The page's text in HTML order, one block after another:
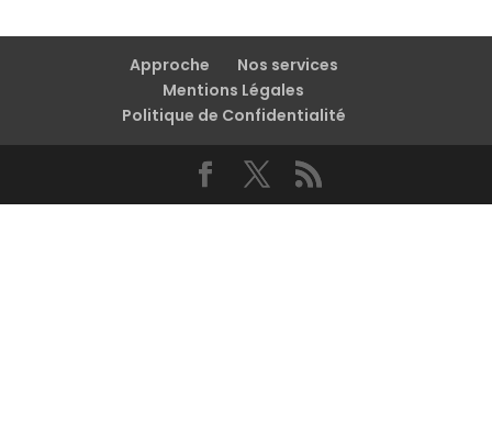
Approche
Nos services
Mentions Légales
Politique de Confidentialité